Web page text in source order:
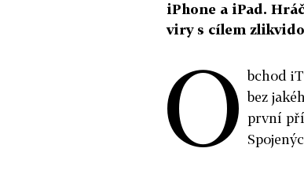
iPhone a iPad.
viry s cílem
O bchod
bez
první